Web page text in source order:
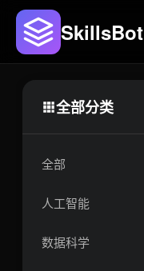
SkillsBot
全部分类
全部
人工智能
数据科学